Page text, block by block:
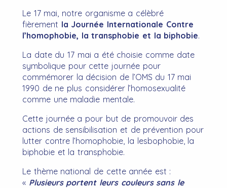
Le 17 mai, notre organisme a célèbré
fièrement la Journée Internationale Contre
l’homophobie, la transphobie et la biphobie.
La date du 17 mai a été choisie comme date
symbolique pour cette journée pour
commémorer la décision de l’OMS du 17 mai
1990 de ne plus considérer l’homosexualité
comme une maladie mentale.
Cette journée a pour but de promouvoir des
actions de sensibilisation et de prévention pour
lutter contre l’homophobie, la lesbophobie, la
biphobie et la transphobie.
Le thème national de cette année est :
« Plusieurs portent leurs couleurs sans le